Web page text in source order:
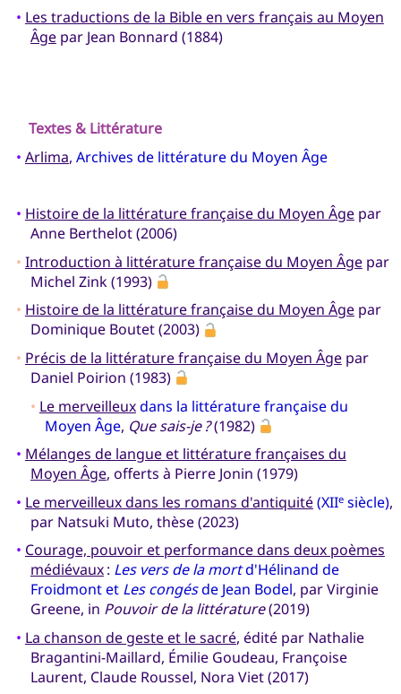
• Les traductions de la Bible en vers français au Moyen
Âgepar Jean Bonnard (1884)
Textes & Littérature
• Arlima, Archives de littérature du Moyen Âge
• Histoire de la littérature française du Moyen Âgepar
Anne Berthelot (2006)
• Introduction à littérature française du Moyen Âgepar
Michel Zink (1993)
• Histoire de la littérature française du Moyen Âgepar
Dominique Boutet (2003)
• Précis de la littérature française du Moyen Âgepar
Daniel Poirion (1983)
• Le merveilleuxdans la littérature française du
Moyen Âge, Que sais-je ?(1982)
• Mélanges de langue et littérature françaises du
Moyen Âge, offerts à Pierre Jonin (1979)
• Le merveilleux dans les romans d'antiquité(XIIesiècle),
par Natsuki Muto, thèse (2023)
• Courage, pouvoir et performance dans deux poèmes
médiévaux: Les vers de la mortd'Hélinand de
Froidmont et Les congésde Jean Bodel, par Virginie
Greene, in Pouvoir de la littérature(2019)
• La chanson de geste et le sacré, édité par Nathalie
Bragantini-Maillard, Émilie Goudeau, Françoise
Laurent, Claude Roussel, Nora Viet (2017)